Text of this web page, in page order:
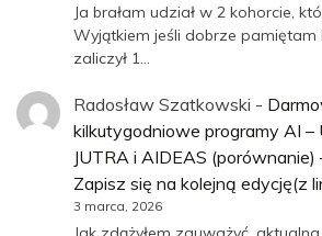
Ja brałam udział w 2 kohorcie,
Wyjątkiem jeśli dobrze pamiętam
zaliczył 1…
Radosław Szatkowski -
kilkutygodniowe programy AI –
JUTRA i AIDEAS (porównanie)
Zapisz się na kolejną edycję(z
3 marca, 2026